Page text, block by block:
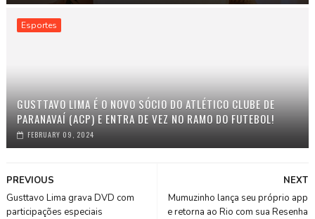
Esportes
GUSTTAVO LIMA É O NOVO SÓCIO DO ATLÉTICO CLUBE DE
PARANAVAÍ (ACP) E ENTRA DE VEZ NO RAMO DO FUTEBOL!
FEBRUARY 09, 2024
NEXT
Mumuzinho lança seu próprio app
e retorna ao Rio com sua Resenha
PREVIOUS
Gusttavo Lima grava DVD com
participações especiais